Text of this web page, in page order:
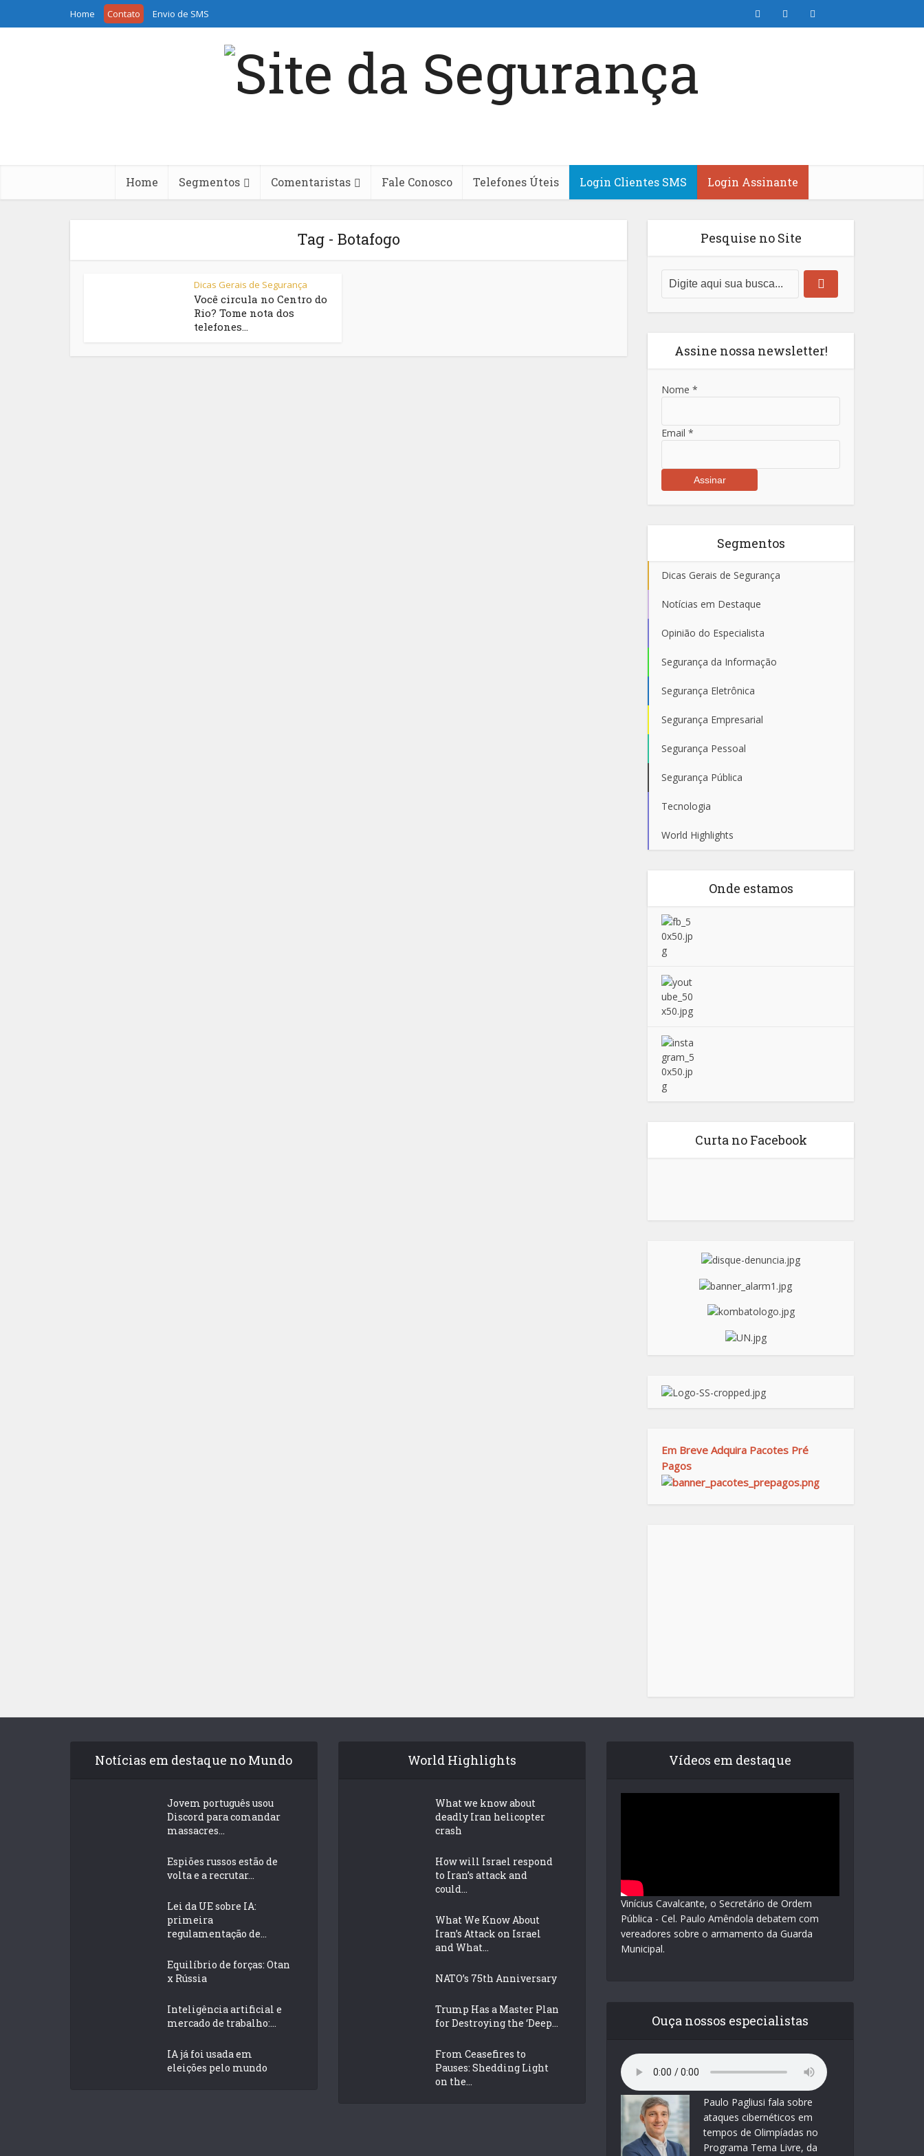
Home Contato Envio de SMS
Home Segmentos Comentaristas Fale Conosco Telefones Úteis Login Clientes SMS Login Assinante
Tag - Botafogo
Dicas Gerais de Segurança
Você circula no Centro do
Rio? Tome nota dos
telefones...
Pesquise no Site
Assine nossa newsletter!
Nome *
Email *
Segmentos
Dicas Gerais de Segurança
Notícias em Destaque
Opinião do Especialista
Segurança da Informação
Segurança Eletrônica
Segurança Empresarial
Segurança Pessoal
Segurança Pública
Tecnologia
World Highlights
Onde estamos
Curta no Facebook
Em Breve Adquira Pacotes Pré
Pagos
Notícias em destaque no Mundo
Jovem português usou
Discord para comandar
massacres...
Espiões russos estão de
volta e a recrutar...
Lei da UE sobre IA:
primeira
regulamentação de...
Equilíbrio de forças: Otan
x Rússia
Inteligência artificial e
mercado de trabalho:...
IA já foi usada em
eleições pelo mundo
World Highlights
What we know about
deadly Iran helicopter
crash
How will Israel respond
to Iran’s attack and
could...
What We Know About
Iran’s Attack on Israel
and What...
NATO’s 75th Anniversary
Trump Has a Master Plan
for Destroying the ‘Deep...
From Ceasefires to
Pauses: Shedding Light
on the...
Vídeos em destaque
Vinícius Cavalcante, o Secretário de Ordem
Pública - Cel. Paulo Amêndola debatem com
vereadores sobre o armamento da Guarda
Municipal.
Ouça nossos especialistas
Paulo Pagliusi fala sobre
ataques cibernéticos em
tempos de Olimpíadas no
Programa Tema Livre, da